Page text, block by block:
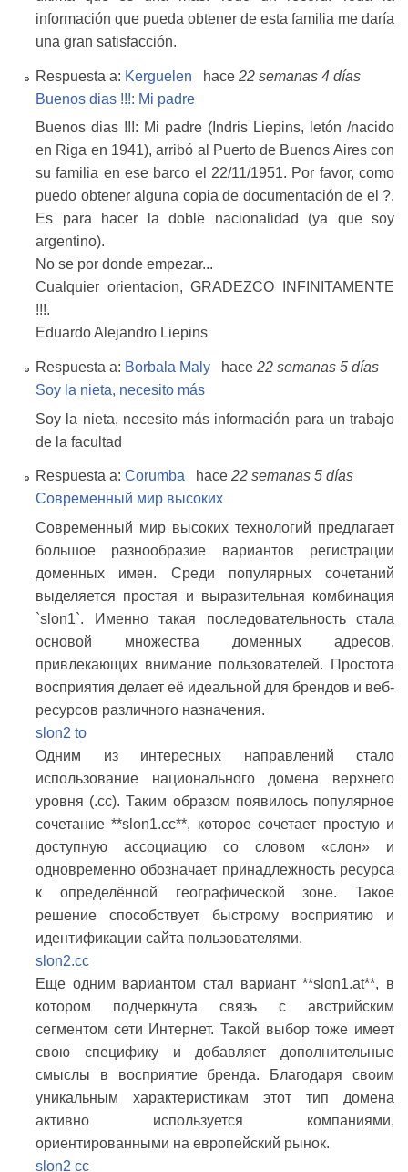
información que pueda obtener de esta familia me daría
una gran satisfacción.
Respuesta a: Kerguelen hace 22 semanas 4 días
Buenos dias !!!: Mi padre
Buenos dias !!!: Mi padre (Indris Liepins, letón /nacido
en Riga en 1941), arribó al Puerto de Buenos Aires con
su familia en ese barco el 22/11/1951. Por favor, como
puedo obtener alguna copia de documentación de el ?.
Es para hacer la doble nacionalidad (ya que soy
argentino).
No se por donde empezar...
Cualquier orientacion, GRADEZCO INFINITAMENTE
!!!.
Eduardo Alejandro Liepins
Respuesta a: Borbala Maly hace 22 semanas 5 días
Soy la nieta, necesito más
Soy la nieta, necesito más información para un trabajo
de la facultad
Respuesta a: Corumba hace 22 semanas 5 días
Современный мир высоких
Современный мир высоких технологий предлагает
большое разнообразие вариантов регистрации
доменных имен. Среди популярных сочетаний
выделяется простая и выразительная комбинация
`slon1`. Именно такая последовательность стала
основой множества доменных адресов,
привлекающих внимание пользователей. Простота
восприятия делает её идеальной для брендов и веб-
ресурсов различного назначения.
slon2 to
Одним из интересных направлений стало
использование национального домена верхнего
уровня (.cc). Таким образом появилось популярное
сочетание **slon1.cc**, которое сочетает простую и
доступную ассоциацию со словом «слон» и
одновременно обозначает принадлежность ресурса
к определённой географической зоне. Такое
решение способствует быстрому восприятию и
идентификации сайта пользователями.
slon2.cc
Еще одним вариантом стал вариант **slon1.at**, в
котором подчеркнута связь с австрийским
сегментом сети Интернет. Такой выбор тоже имеет
свою специфику и добавляет дополнительные
смыслы в восприятие бренда. Благодаря своим
уникальным характеристикам этот тип домена
активно используется компаниями,
ориентированными на европейский рынок.
slon2 cc